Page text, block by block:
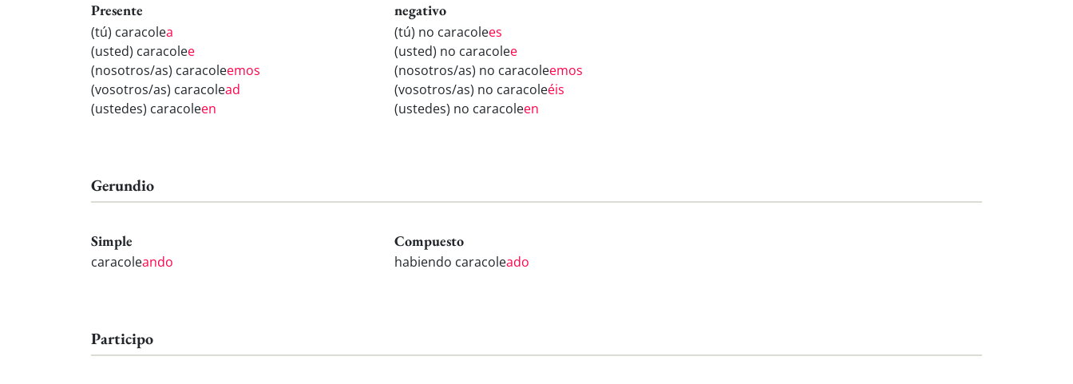
Presente
(tú) caracolea
(usted) caracolee
(nosotros/as) caracoleemos
(vosotros/as) caracolead
(ustedes) caracoleen
negativo
(tú) no caracolees
(usted) no caracolee
(nosotros/as) no caracoleemos
(vosotros/as) no caracoleéis
(ustedes) no caracoleen
Gerundio
Simple
caracoleando
Compuesto
habiendo caracoleado
Participo